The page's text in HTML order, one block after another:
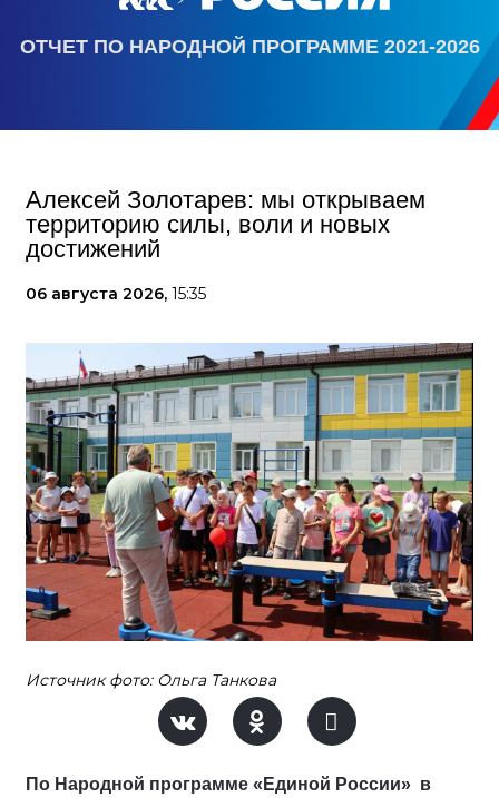
ОТЧЕТ ПО НАРОДНОЙ ПРОГРАММЕ 2021-2026
Алексей Золотарев: мы открываем
территорию силы, воли и новых
достижений
06 августа 2026, 15:35
Источник фото: Ольга Танкова
По Народной программе «Единой России» в